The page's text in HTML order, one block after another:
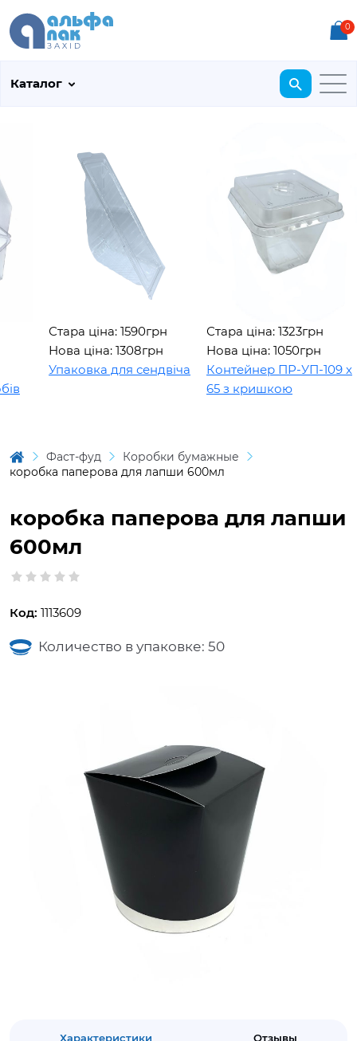
0
Каталог
Стара ціна: 1590грн
Нова ціна: 1308грн
Упаковка для сендвіча
Стара ціна: 1323грн
Нова ціна: 1050грн
Контейнер ПР-УП-109 х
65 з кришкою
Фаст-фуд
Коробки бумажные
коробка паперова для лапши 600мл
коробка паперова для лапши
600мл
Код: 1113609
Количество в упаковке: 50
Характеристики Отзывы